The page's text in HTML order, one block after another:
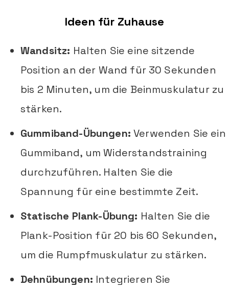
Ideen für Zuhause
Wandsitz: Halten Sie eine sitzende
Position an der Wand für 30 Sekunden
bis 2 Minuten, um die Beinmuskulatur zu
stärken.
Gummiband-Übungen: Verwenden Sie ein
Gummiband, um Widerstandstraining
durchzuführen. Halten Sie die
Spannung für eine bestimmte Zeit.
Statische Plank-Übung: Halten Sie die
Plank-Position für 20 bis 60 Sekunden,
um die Rumpfmuskulatur zu stärken.
Dehnübungen: Integrieren Sie